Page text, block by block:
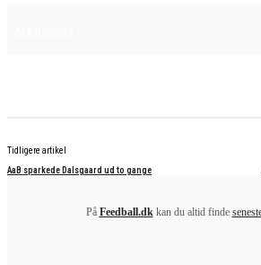
Tidligere artikel
AaB sparkede Dalsgaard ud to gange
På Feedball.dkkan du altid finde